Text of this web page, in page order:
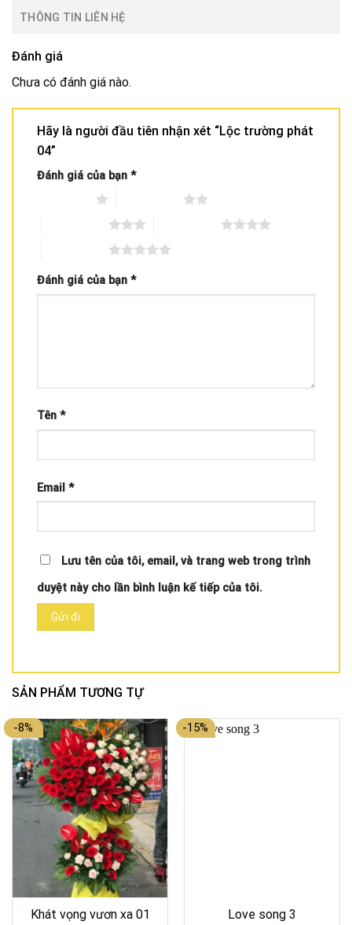
THÔNG TIN LIÊN HỆ
Đánh giá
Chưa có đánh giá nào.
Hãy là người đầu tiên nhận xét “Lộc trường phát
04”
Đánh giá của bạn *
Đánh giá của bạn *
Tên *
Email *
Lưu tên của tôi, email, và trang web trong trình
duyệt này cho lần bình luận kế tiếp của tôi.
SẢN PHẨM TƯƠNG TỰ
-8%
Khát vọng vươn xa 01
-15%
Love song 3